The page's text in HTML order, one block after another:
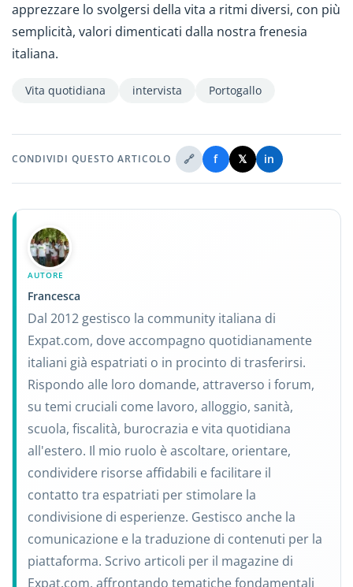
apprezzare lo svolgersi della vita a ritmi diversi, con più
semplicità, valori dimenticati dalla nostra frenesia
italiana.
Vita quotidiana intervista Portogallo
CONDIVIDI QUESTO ARTICOLO 🔗 f 𝕏 in
AUTORE
Francesca
Dal 2012 gestisco la community italiana di
Expat.com, dove accompagno quotidianamente
italiani già espatriati o in procinto di trasferirsi.
Rispondo alle loro domande, attraverso i forum,
su temi cruciali come lavoro, alloggio, sanità,
scuola, fiscalità, burocrazia e vita quotidiana
all'estero. Il mio ruolo è ascoltare, orientare,
condividere risorse affidabili e facilitare il
contatto tra espatriati per stimolare la
condivisione di esperienze. Gestisco anche la
comunicazione e la traduzione di contenuti per la
piattaforma. Scrivo articoli per il magazine di
Expat.com, affrontando tematiche fondamentali